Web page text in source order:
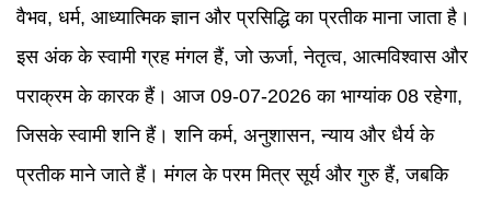
वैभव, धर्म, आध्यात्मिक ज्ञान और प्रसिद्धि का प्रतीक माना जाता है।
इस अंक के स्वामी ग्रह मंगल हैं, जो ऊर्जा, नेतृत्व, आत्मविश्वास और
पराक्रम के कारक हैं। आज 09-07-2026 का भाग्यांक 08 रहेगा,
जिसके स्वामी शनि हैं। शनि कर्म, अनुशासन, न्याय और धैर्य के
प्रतीक माने जाते हैं। मंगल के परम मित्र सूर्य और गुरु हैं, जबकि